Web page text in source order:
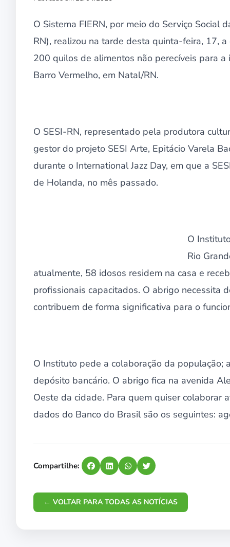
O Sistema FIERN, por meio do Serviço Social
RN), realizou na tarde desta quinta-feira, 17,
200 quilos de alimentos não perecíveis para
Barro Vermelho, em Natal/RN.
O SESI-RN, representado pela produtora
gestor do projeto SESI Arte, Epitácio Varela
durante o International Jazz Day, em que a
de Holanda, no mês passado.
O
Rio
atualmente, 58 idosos residem na casa e
profissionais capacitados. O abrigo necessita
contribuem de forma significativa para o
O Instituto pede a colaboração da
depósito bancário. O abrigo fica na avenida
Oeste da cidade. Para quem quiser colaborar
dados do Banco do Brasil são os seguintes:
Compartilhe:
← VOLTAR PARA TODAS AS NOTÍCIAS